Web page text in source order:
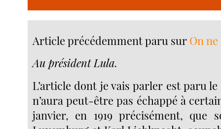
Article précédemment paru sur On
Au président Lula.
L’article dont je vais parler est paru le
n’aura peut-être pas échappé à
janvier, en 1919 précisément, que